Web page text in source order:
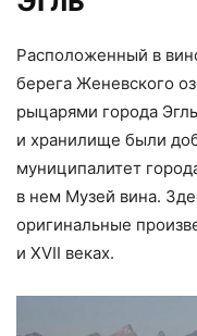
Расположенный в
берега Женевского
рыцарями города
и хранилище были
муниципалитет
в нем Музей вина.
оригинальные
и XVII веках.